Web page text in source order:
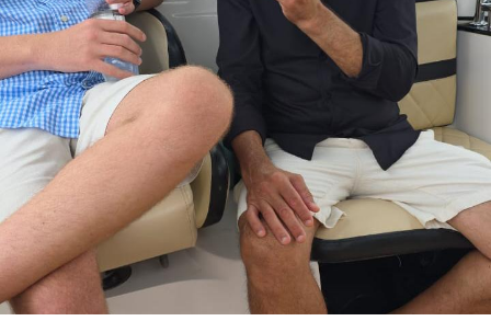
sistema de reuso na oficina. A iniciativa utiliza uma
estação própria de tratamento de efluentes para tratar
a água utilizada nos processos operacionais e reutilizá-la
na lavagem de veículos, reduzindo o consumo de
recursos naturais.
“Quando falamos em sustentabilidade, precisamos falar
sobre ações práticas e resultados concretos. O reuso da
água mostra que é possível unir eficiência operacional,
preservação ambiental e responsabilidade com as
comunidades onde estamos inseridos. Nosso cuidado
também envolve os uniformes das oficinas, desde